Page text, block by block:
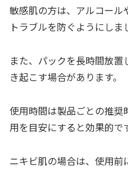
敏感肌の方は、アルコー
トラブルを防ぐようにしま
また、パックを長時間放
き起こす場合があります。
使用時間は製品ごとの推
用を目安にすると効果的で
ニキビ肌の場合は、使用